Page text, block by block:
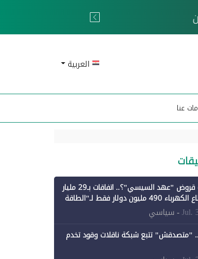
العربية
عنا
أين ذهبت قروض "عهد السيسي"؟.. اتفاقات بـ29 مليار
دولار لقطاع الكهرباء 490 مليون دولار فقط لـ"الطاقة
Jul.- سياسي
"متصدقش" تتبع شبكة ناقلات وقود تخدم